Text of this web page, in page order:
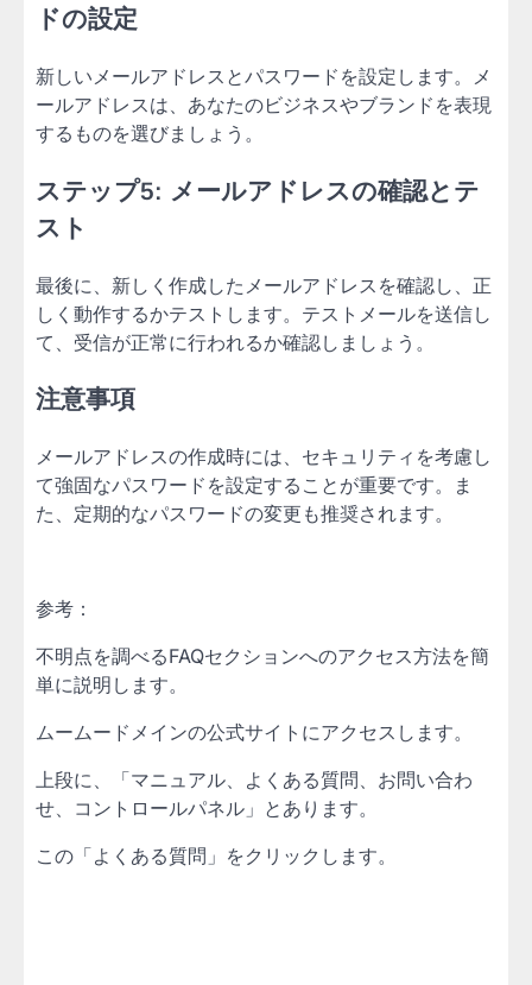
ドの設定
新しいメールアドレスとパスワードを設定します。メ
ールアドレスは、あなたのビジネスやブランドを表現
するものを選びましょう。
ステップ5: メールアドレスの確認とテ
スト
最後に、新しく作成したメールアドレスを確認し、正
しく動作するかテストします。テストメールを送信し
て、受信が正常に行われるか確認しましょう。
注意事項
メールアドレスの作成時には、セキュリティを考慮し
て強固なパスワードを設定することが重要です。ま
た、定期的なパスワードの変更も推奨されます。
参考：
不明点を調べるFAQセクションへのアクセス方法を簡
単に説明します。
ムームードメインの公式サイトにアクセスします。
上段に、「マニュアル、よくある質問、お問い合わ
せ、コントロールパネル」とあります。
この「よくある質問」をクリックします。